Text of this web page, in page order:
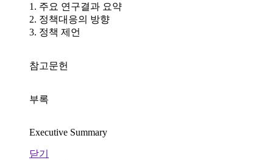
1. 주요 연구결과 요약
2. 정책대응의 방향
3. 정책 제언
참고문헌
부록
Executive Summary
닫기